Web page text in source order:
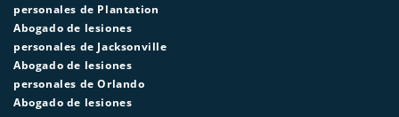
personales de Plantation
Abogado de lesiones
personales de Jacksonville
Abogado de lesiones
personales de Orlando
Abogado de lesiones